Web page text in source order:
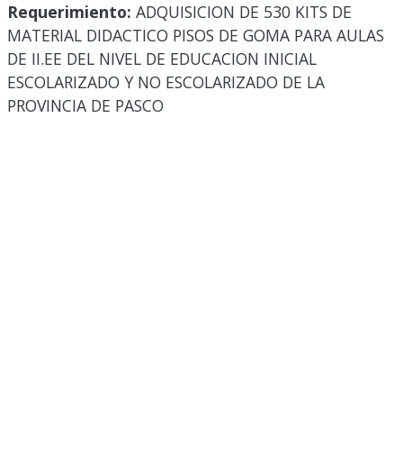
Requerimiento: ADQUISICION DE 530 KITS DE
MATERIAL DIDACTICO PISOS DE GOMA PARA AULAS
DE II.EE DEL NIVEL DE EDUCACION INICIAL
ESCOLARIZADO Y NO ESCOLARIZADO DE LA
PROVINCIA DE PASCO